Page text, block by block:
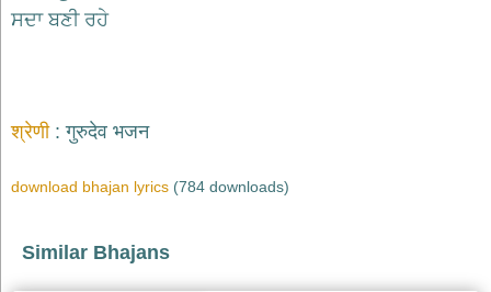
भजन
sai
जैन
दुर्गा
ਸਦਾ ਬਣੀ ਰਹੇ
श्रेणी गुरुदेव भजन
download bhajan lyrics (784 downloads)
Similar Bhajans